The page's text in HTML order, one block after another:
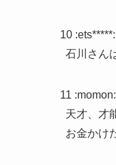
10 :ets*****:
石川さん
11 :momon:
天才、才
お金かけ